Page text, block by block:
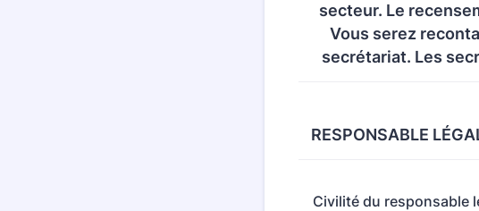
secteur. Le
Vous serez
secrétariat. Les
RESPONSABLE
Civilité du responsable